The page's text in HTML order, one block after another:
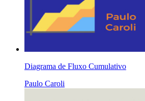
Diagrama de Fluxo Cumulativo
Paulo Caroli